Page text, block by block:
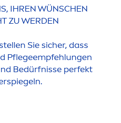
IHREN WÜNSCHEN
ZU WERDEN
Sie sicher, dass
Pflegeempfehlungen
Bedürfnisse perfekt